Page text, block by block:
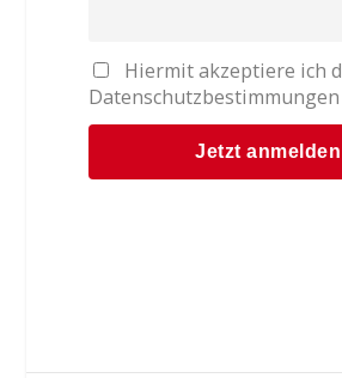
Hiermit akzeptiere ich
Datenschutzbestimmungen